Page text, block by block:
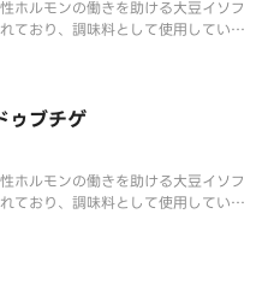
ホルモンの働きを助ける大豆イソフ
ており、調味料として使用している
れているビタミン
ゥブチゲ
ホルモンの働きを助ける大豆イソフ
ており、調味料として使用している